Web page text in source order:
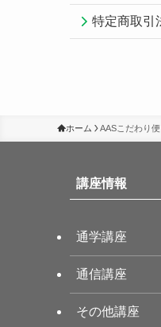
特定商取引
ホーム AASこだわり便
講座情報
通学講座
通信講座
その他講座